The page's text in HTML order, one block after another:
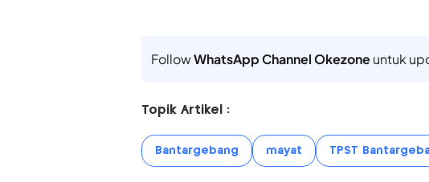
FollowWhatsApp Channel Okezoneuntuk
Topik Artikel :
Bantargebang mayat TPST